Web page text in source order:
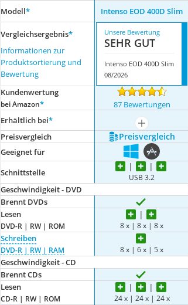
Modell* Intenso EOD 400D Slim
Vergleichsergebnis*
Informationen zur
Produktsortierung und
Bewertung
Unsere Bewertung
SEHR GUT
Intenso EOD 400D Slim
08/2026
Kundenwertung
bei Amazon* 87 Bewertungen
Erhältlich bei*
mehr anzeigen
Preis­vergleich
Preis­vergleich
Geeignet für
Schnittstelle
USB 3.2
Geschwindigkeit - DVD
Brennt DVDs
Lesen
DVD-R | RW | ROM 8 x | 8 x | 8 x
Schreiben
DVD-R | RW | RAM 8 x | 6 x | 5 x
Geschwindigkeit - CD
Brennt CDs
Lesen
CD-R | RW | ROM 24 x | 24 x | 24 x